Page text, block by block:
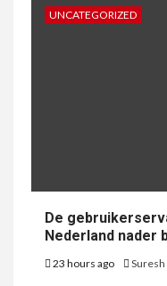
UNCATEGORIZED
De
Nederland nader
23 hours ago